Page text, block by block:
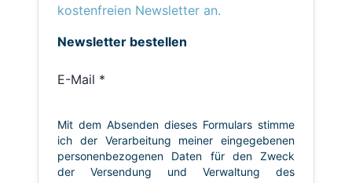
kostenfreien Newsletter an.